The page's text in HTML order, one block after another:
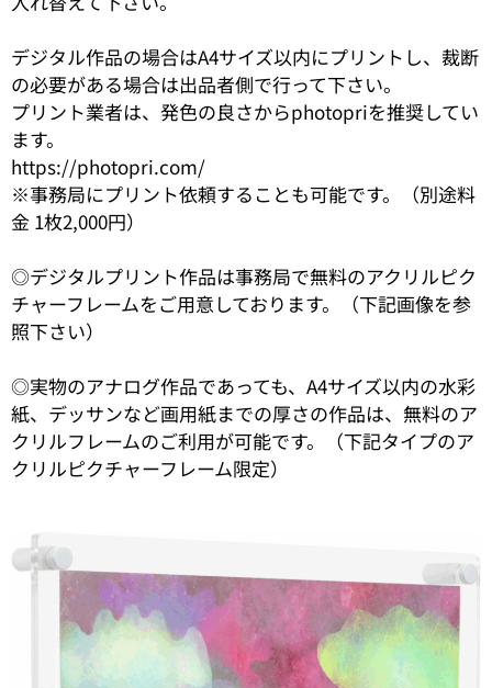
デジタル作品の場合はA4サイズ以内にプリントし、裁断
の必要がある場合は出品者側で行って下さい。
プリント業者は、発色の良さからphotopriを推奨してい
ます。
https://photopri.com/
※事務局にプリント依頼することも可能です。（別途料
金 1枚2,000円）
◎デジタルプリント作品は事務局で無料のアクリルピク
チャーフレームをご用意しております。（下記画像を参
照下さい）
◎実物のアナログ作品であっても、A4サイズ以内の水彩
紙、デッサンなど画用紙までの厚さの作品は、無料のア
クリルフレームのご利用が可能です。（下記タイプのア
クリルピクチャーフレーム限定）